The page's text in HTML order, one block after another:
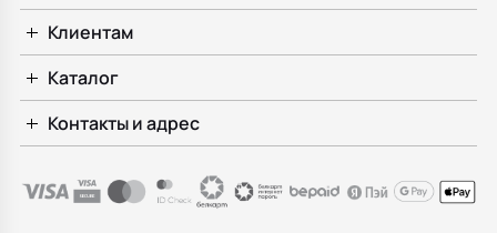
Клиентам
Каталог
Контакты и адрес